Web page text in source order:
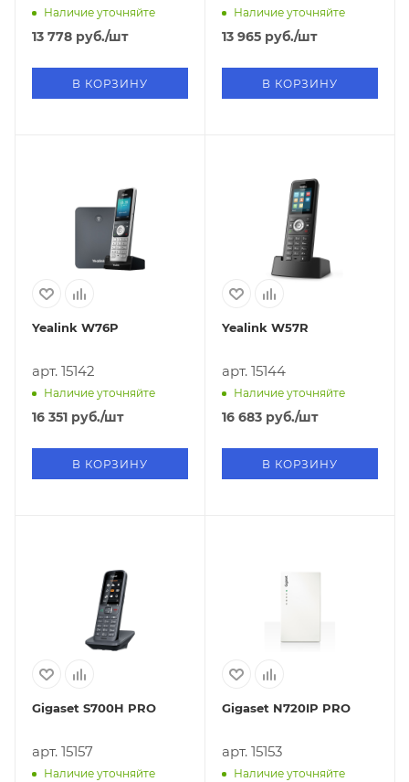
Наличие уточняйте
13 778 руб./шт
В КОРЗИНУ
Наличие уточняйте
13 965 руб./шт
В КОРЗИНУ
Yealink W76P
арт. 15142
Наличие уточняйте
16 351 руб./шт
В КОРЗИНУ
Yealink W57R
арт. 15144
Наличие уточняйте
16 683 руб./шт
В КОРЗИНУ
Gigaset S700H PRO
арт. 15157
Наличие уточняйте
Gigaset N720IP PRO
арт. 15153
Наличие уточняйте